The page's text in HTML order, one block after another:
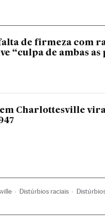
de firmeza com
“culpa de ambas as
Charlottesville
Distúrbios raciais